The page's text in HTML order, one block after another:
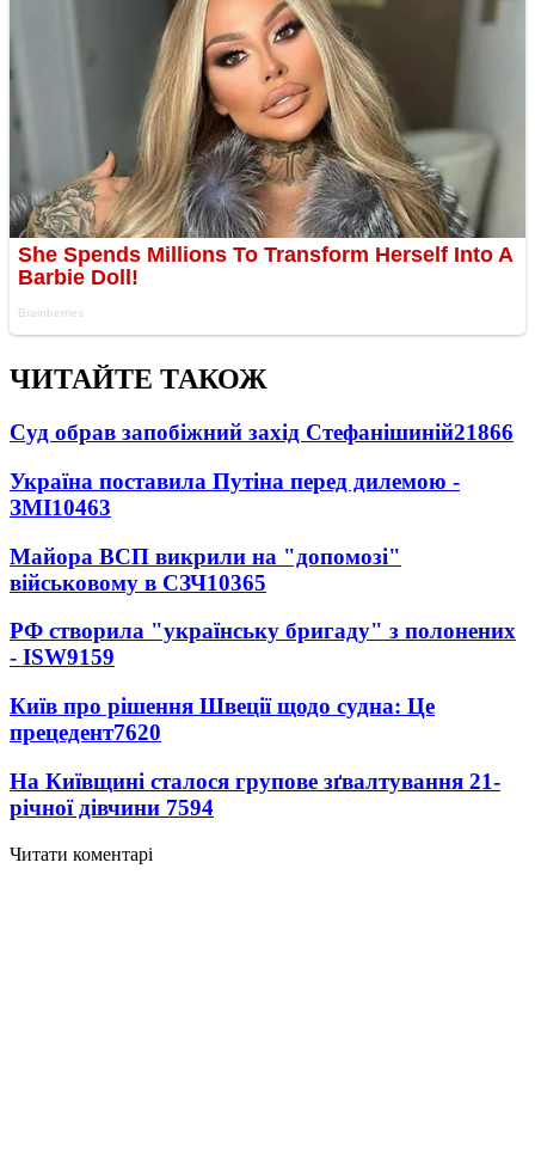
ЧИТАЙТЕ ТАКОЖ
Суд обрав запобіжний захід Стефанішиній21866
Україна поставила Путіна перед дилемою -
ЗМІ10463
Майора ВСП викрили на "допомозі"
військовому в СЗЧ10365
РФ створила "українську бригаду" з полонених
- ISW9159
Київ про рішення Швеції щодо судна: Це
прецедент7620
На Київщині сталося групове зґвалтування 21-
річної дівчини 7594
Читати коментарі